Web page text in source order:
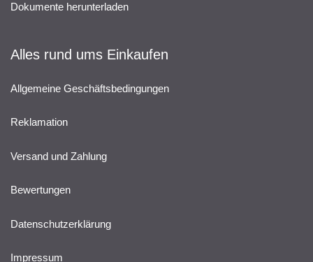
Dokumente herunterladen
Alles rund ums Einkaufen
Allgemeine Geschäftsbedingungen
Reklamation
Versand und Zahlung
Bewertungen
Datenschutzerklärung
Impressum